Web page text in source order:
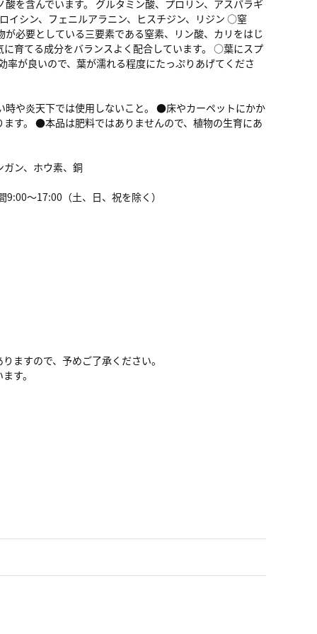
を含んでいます。 グルタミン酸、プロリン、アスパラギ
イシン、フェニルアラニン、ヒスチジン、リジン ○窒
必要としている三要素である窒素、リン酸、カリをはじ
育てる成分をバランスよく配合しています。 ○葉にスプ
が良いので、葉が濡れる程度にたっぷりあげてくださ
や炎天下では使用しないこと。 ●床やカーペットにかか
す。 ●本品は肥料ではありませんので、植物の生育にあ
ン、ホウ素、銅
～17:00（土、日、祝を除く）
ますので、予めご了承ください。
す。